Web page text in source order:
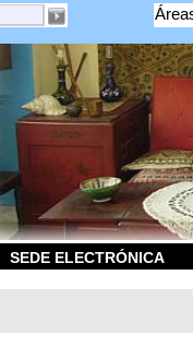
SEDE ELECTRÓNICA